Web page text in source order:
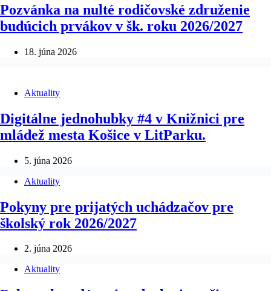
Pozvánka na nulté rodičovské združenie
budúcich prvákov v šk. roku 2026/2027
18. júna 2026
Aktuality
Digitálne jednohubky #4 v Knižnici pre
mládež mesta Košice v LitParku.
5. júna 2026
Aktuality
Pokyny pre prijatých uchádzačov pre
školský rok 2026/2027
2. júna 2026
Aktuality